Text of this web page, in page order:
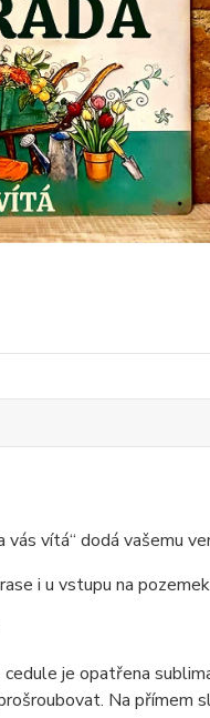
vás vítá“ dodá vašemu
i u vstupu na
je opatřena
Na přímem